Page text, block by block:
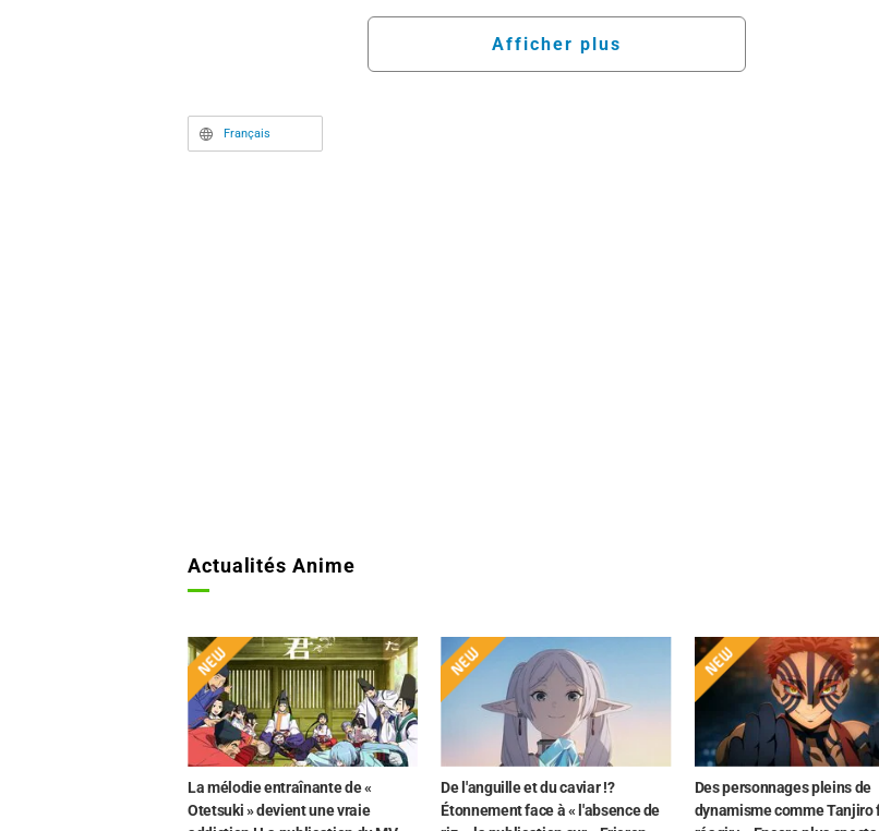
Afficher plus
Français
Actualités Anime
La mélodie entraînante de «
Otetsuki » devient une vraie
De l'anguille et du caviar !?
Étonnement face à « l'absence de
Des personnages pleins de
dynamisme comme Tanjiro